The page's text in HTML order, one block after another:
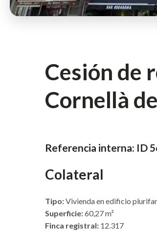
Cesión de
Cornellà
Referencia interna: ID
Colateral
Tipo:Vivienda en edificio
Superficie:60,27 m²
Finca registral: 12.317